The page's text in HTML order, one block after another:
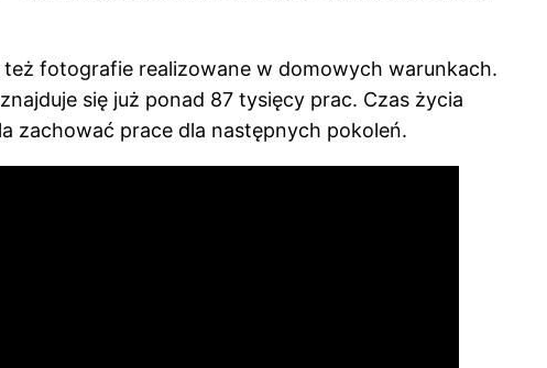
fotografie realizowane w domowych warunkach.
się już ponad 87 tysięcy prac. Czas życia
zachować prace dla następnych pokoleń.